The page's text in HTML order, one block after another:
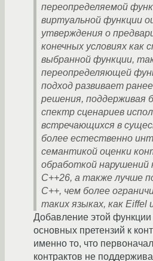
переопределяемой
виртуальной функции
утверждения о
конечных условиях как
выбранной функции,
переопределяющей
подход развивает
решения, поддерживая
спектр сценариев
встречающихся в
более естественно
семантикой оценки
обработкой нарушений
C++26, а также лучше
C++, чем более
таких языках, как Eiffel
Добавление этой функции
основных претензий к
именно то, что
контрактов не